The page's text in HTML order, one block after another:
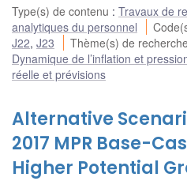
Type(s) de contenu : Travaux de
analytiques du personnel
J22, J23 Thème(s) de recherche
Dynamique de l’inflation et
réelle et prévisions
Alternative
2017 MPR Base-
Higher Potential